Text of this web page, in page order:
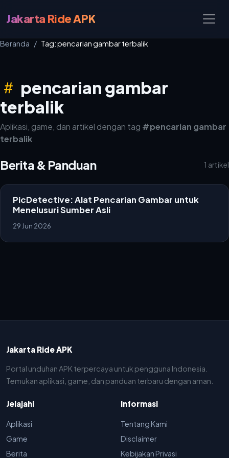
Jakarta Ride APK
Beranda Tag: pencarian gambar terbalik
pencarian gambar
terbalik
Aplikasi, game, dan artikel dengan tag #pencarian gambar
terbalik
Berita & Panduan 1 artikel
PicDetective: Alat Pencarian Gambar untuk
Menelusuri Sumber Asli
29 Jun 2026
Jakarta Ride APK
Portal unduhan APK terpercaya untuk pengguna Indonesia.
Temukan aplikasi, game, dan panduan terbaru dengan aman.
Jelajahi
Aplikasi
Game
Berita
Informasi
Tentang Kami
Disclaimer
Kebijakan Privasi